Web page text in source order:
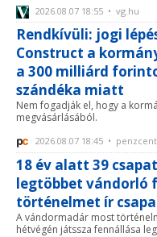
2026.08.07 18:55 • vg.hu
Rendkívüli: jogi
Construct a
a 300 milliárd
szándéka miatt
Nem fogadják el, hogy a
megvásárlásából.
2026.08.07 18:45 •
18 év alatt 39
legtöbbet vándorló
történelmet ír
A vándormadár most
hétvégén játssza fennállása